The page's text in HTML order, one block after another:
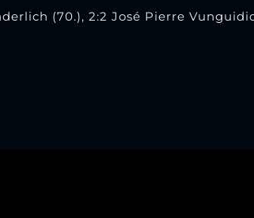
(70.), 2:2 José Pierre